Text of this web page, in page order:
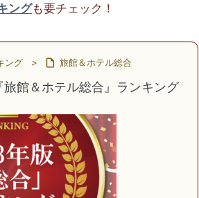
ングも要チェック！
ング >  旅館＆ホテル総合
館＆ホテル総合』ランキング